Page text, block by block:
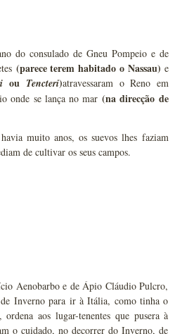
do consulado de Gneu Pompeio e de
(parece terem habitado o Nassau) e
ou Tencteri)atravessaram o Reno em
onde se lança no mar(na direcção de
muito anos, os suevos lhes faziam
de cultivar os seus campos.
Aenobarbo e de Ápio Cláudio Pulcro,
de Inverno para ir à Itália, como tinha o
aos lugar-tenentes que pusera à
o cuidado, no decorrer do Inverno, de